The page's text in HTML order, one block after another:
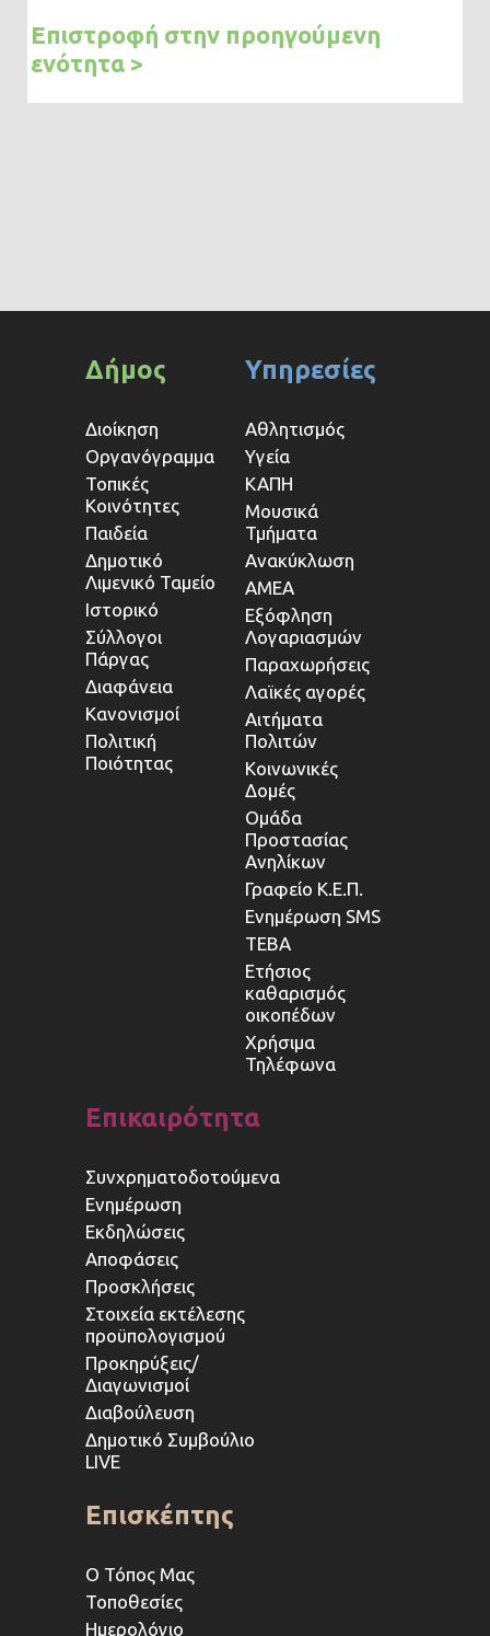
Επιστροφή στην προηγούμενη
ενότητα >
Δήμος
Διοίκηση
Οργανόγραμμα
Τοπικές
Κοινότητες
Παιδεία
Δημοτικό
Λιμενικό Ταμείο
Ιστορικό
Σύλλογοι
Πάργας
Διαφάνεια
Κανονισμοί
Πολιτική
Ποιότητας
Υπηρεσίες
Αθλητισμός
Υγεία
ΚΑΠΗ
Μουσικά
Τμήματα
Ανακύκλωση
ΑΜΕΑ
Εξόφληση
Λογαριασμών
Παραχωρήσεις
Λαϊκές αγορές
Αιτήματα
Πολιτών
Κοινωνικές
Δομές
Ομάδα
Προστασίας
Ανηλίκων
Γραφείο Κ.Ε.Π.
Ενημέρωση SMS
ΤΕΒΑ
Ετήσιος
καθαρισμός
οικοπέδων
Χρήσιμα
Τηλέφωνα
Επικαιρότητα
Συνχρηματοδοτούμενα
Ενημέρωση
Εκδηλώσεις
Αποφάσεις
Προσκλήσεις
Στοιχεία εκτέλεσης
προϋπολογισμού
Προκηρύξεις/
Διαγωνισμοί
Διαβούλευση
Δημοτικό Συμβούλιο
LIVE
Επισκέπτης
Ο Τόπος Μας
Τοποθεσίες
Ημερολόγιο